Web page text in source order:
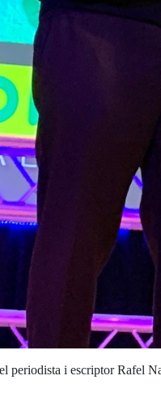
periodista i escriptor Rafel